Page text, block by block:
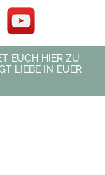
EUCH HIER ZU
LIEBE IN EUER